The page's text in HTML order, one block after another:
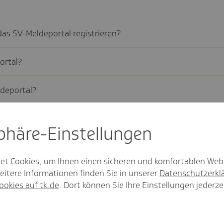
SV-Melde­portal regis­trie­ren?
im SV-Melde­por­tal?
ohne ein ELSTER-Zerti­fikat nutzen?
Wie viele Regis­trie­rungen brau­chen wir beim
Einstel­lungen
Cookies, um Ihnen einen sicheren und komfortablen
Informationen finden Sie in unserer
auf tk.de. Dort können Sie Ihre Einstellungen